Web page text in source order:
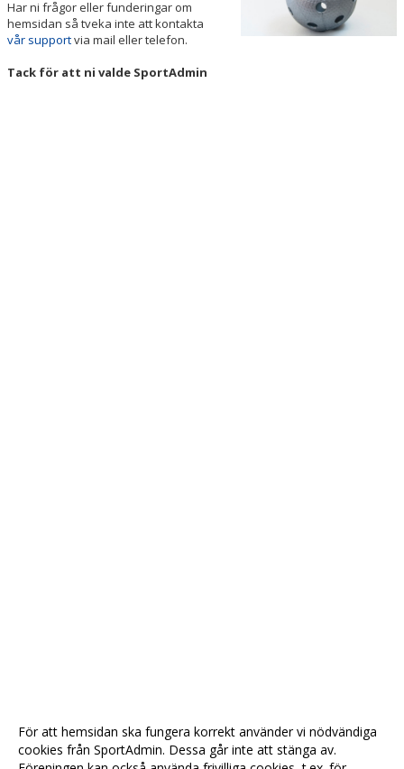
DOKUMENT
KONTAKT
Har ni frågor eller funderingar om
hemsidan så tveka inte att kontakta
vår supportvia mail eller telefon.
Tack för att ni valde SportAdmin
För att hemsidan ska fungera korrekt använder vi nödvändiga
cookies från SportAdmin. Dessa går inte att stänga av.